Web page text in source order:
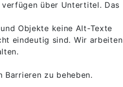
über Untertitel. Das
Objekte keine Alt-Texte
eindeutig sind. Wir arbeiten
Barrieren zu beheben.